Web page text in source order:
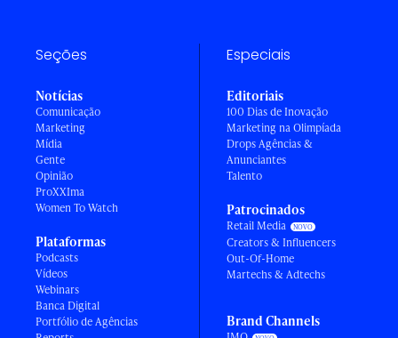
Seções
Notícias
Comunicação
Marketing
Mídia
Gente
Opinião
ProXXIma
Women To Watch
Plataformas
Podcasts
Vídeos
Webinars
Banca Digital
Portfólio de Agências
Especiais
Editoriais
100 Dias de Inovação
Marketing na Olimpíada
Drops Agências &
Anunciantes
Talento
Patrocinados
Retail Media
Creators & Influencers
Out-Of-Home
Martechs & Adtechs
Brand Channels